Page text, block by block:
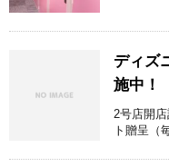
ディズ
施中！
2号店開
ト贈呈（